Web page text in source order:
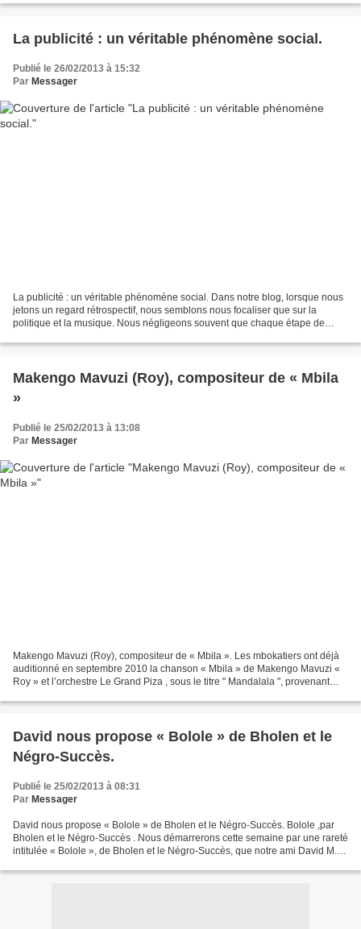
La publicité : un véritable phénomène social.
Publié le 26/02/2013 à 15:32
Par Messager
La publicité : un véritable phénomène social. Dans notre blog, lorsque nous
jetons un regard rétrospectif, nous semblons nous focaliser que sur la
politique et la musique. Nous négligeons souvent que chaque étape de
Makengo Mavuzi (Roy), compositeur de « Mbila
»
Publié le 25/02/2013 à 13:08
Par Messager
Makengo Mavuzi (Roy), compositeur de « Mbila ». Les mbokatiers ont déjà
auditionné en septembre 2010 la chanson « Mbila » de Makengo Mavuzi «
Roy » et l’orchestre Le Grand Piza , sous le titre " Mandalala ", provenant
David nous propose « Bolole » de Bholen et le
Négro-Succès.
Publié le 25/02/2013 à 08:31
Par Messager
David nous propose « Bolole » de Bholen et le Négro-Succès. Bolole ,par
Bholen et le Négro-Succès . Nous démarrerons cette semaine par une rareté
intitulée « Bolole », de Bholen et le Négro-Succès, que notre ami David M. a